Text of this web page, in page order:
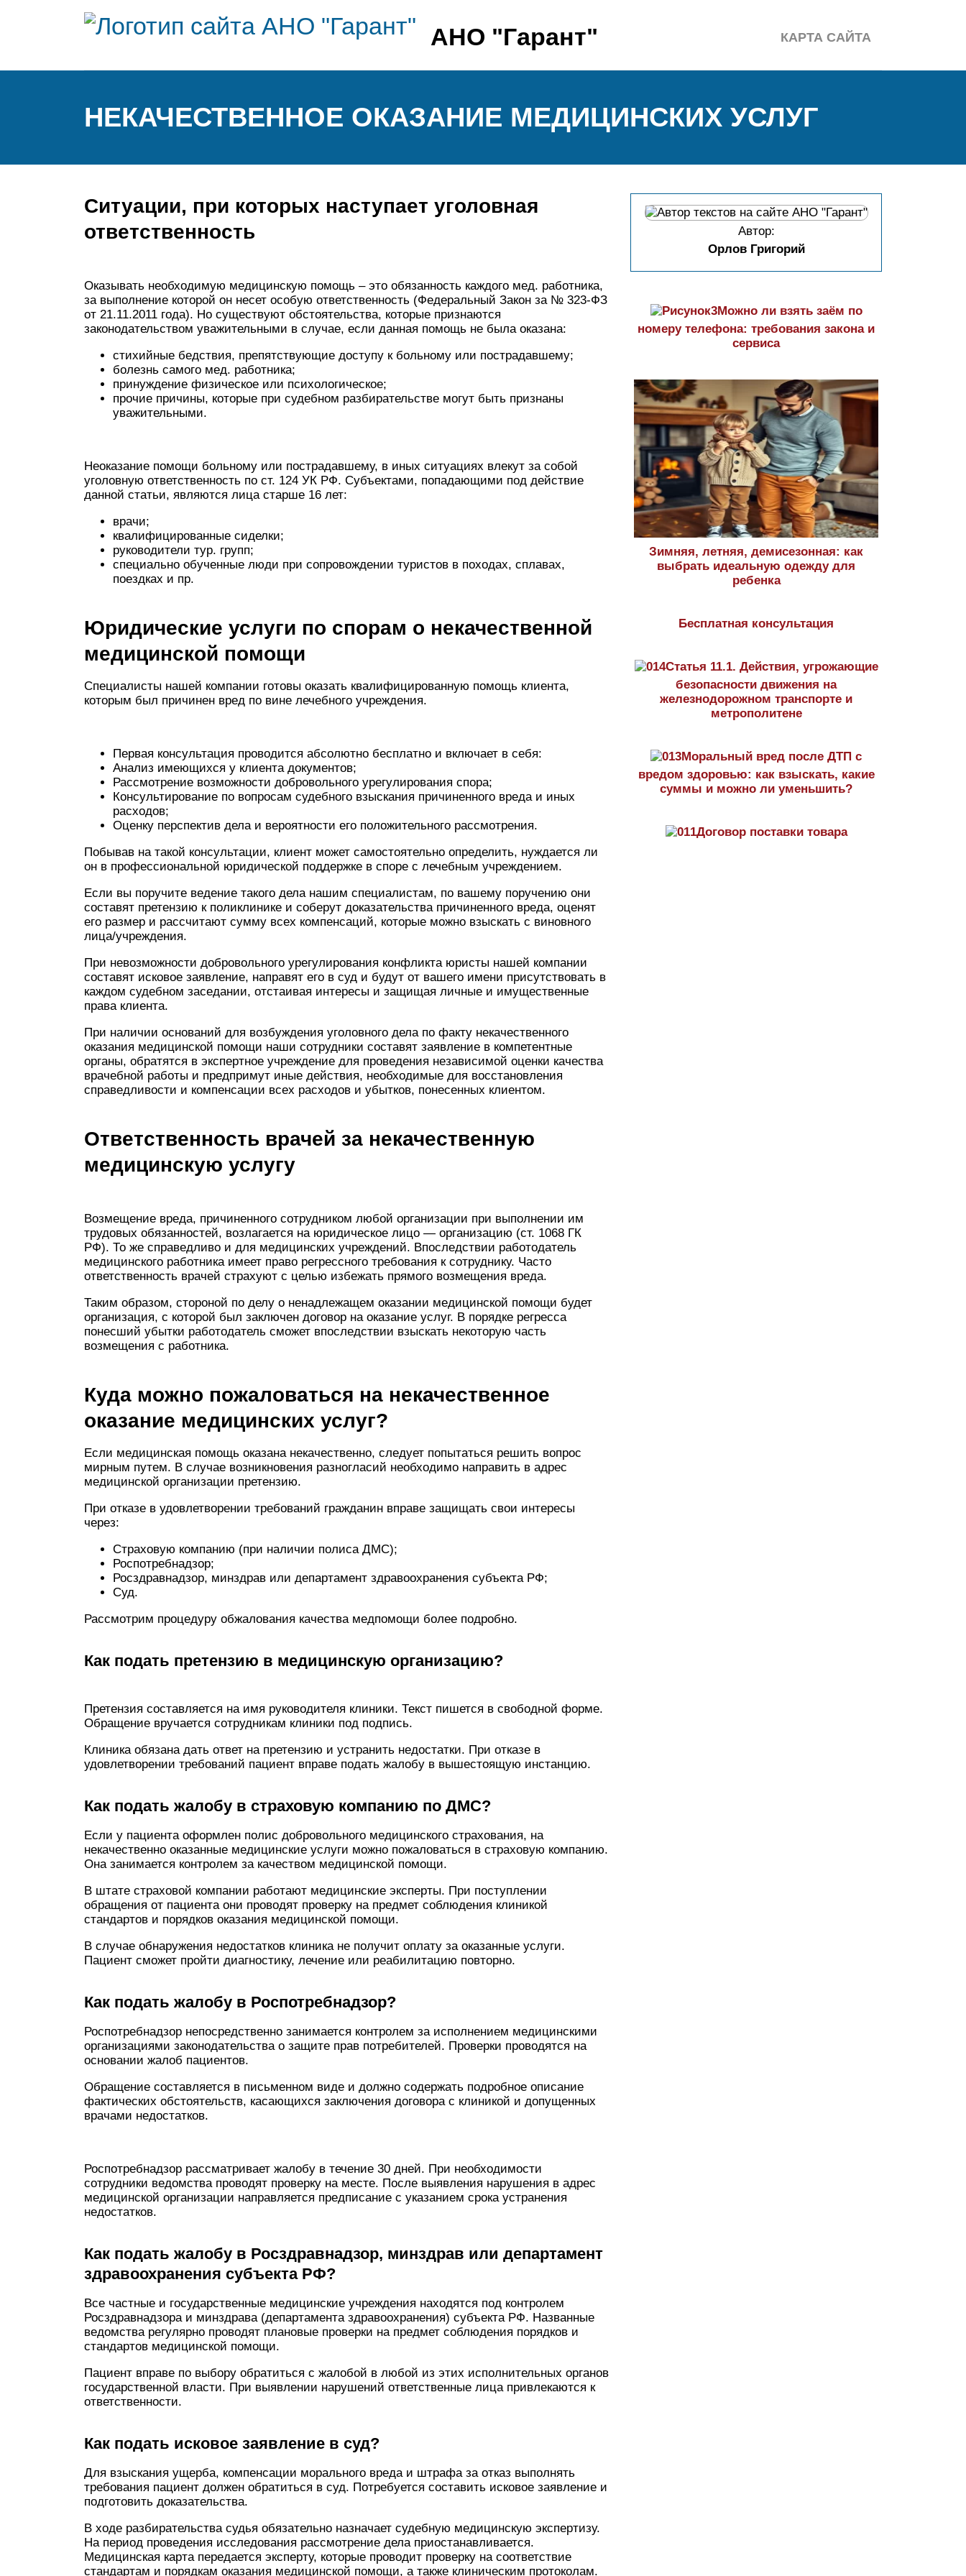
АНО "Гарант" КАРТА САЙТА
НЕКАЧЕСТВЕННОЕ ОКАЗАНИЕ МЕДИЦИНСКИХ УСЛУГ
Ситуации, при которых наступает уголовная
ответственность
Оказывать необходимую медицинскую помощь – это обязанность каждого мед. работника,
за выполнение которой он несет особую ответственность (Федеральный Закон за № 323-ФЗ
от 21.11.2011 года). Но существуют обстоятельства, которые признаются
законодательством уважительными в случае, если данная помощь не была оказана:
стихийные бедствия, препятствующие доступу к больному или пострадавшему;
болезнь самого мед. работника;
принуждение физическое или психологическое;
прочие причины, которые при судебном разбирательстве могут быть признаны
уважительными.
Неоказание помощи больному или пострадавшему, в иных ситуациях влекут за собой
уголовную ответственность по ст. 124 УК РФ. Субъектами, попадающими под действие
данной статьи, являются лица старше 16 лет:
врачи;
квалифицированные сиделки;
руководители тур. групп;
специально обученные люди при сопровождении туристов в походах, сплавах,
поездках и пр.
Юридические услуги по спорам о некачественной
медицинской помощи
Специалисты нашей компании готовы оказать квалифицированную помощь клиента,
которым был причинен вред по вине лечебного учреждения.
Первая консультация проводится абсолютно бесплатно и включает в себя:
Анализ имеющихся у клиента документов;
Рассмотрение возможности добровольного урегулирования спора;
Консультирование по вопросам судебного взыскания причиненного вреда и иных
расходов;
Оценку перспектив дела и вероятности его положительного рассмотрения.
Побывав на такой консультации, клиент может самостоятельно определить, нуждается ли
он в профессиональной юридической поддержке в споре с лечебным учреждением.
Если вы поручите ведение такого дела нашим специалистам, по вашему поручению они
составят претензию к поликлинике и соберут доказательства причиненного вреда, оценят
его размер и рассчитают сумму всех компенсаций, которые можно взыскать с виновного
лица/учреждения.
При невозможности добровольного урегулирования конфликта юристы нашей компании
составят исковое заявление, направят его в суд и будут от вашего имени присутствовать в
каждом судебном заседании, отстаивая интересы и защищая личные и имущественные
права клиента.
При наличии оснований для возбуждения уголовного дела по факту некачественного
оказания медицинской помощи наши сотрудники составят заявление в компетентные
органы, обратятся в экспертное учреждение для проведения независимой оценки качества
врачебной работы и предпримут иные действия, необходимые для восстановления
справедливости и компенсации всех расходов и убытков, понесенных клиентом.
Ответственность врачей за некачественную
медицинскую услугу
Возмещение вреда, причиненного сотрудником любой организации при выполнении им
трудовых обязанностей, возлагается на юридическое лицо — организацию (ст. 1068 ГК
РФ). То же справедливо и для медицинских учреждений. Впоследствии работодатель
медицинского работника имеет право регрессного требования к сотруднику. Часто
ответственность врачей страхуют с целью избежать прямого возмещения вреда.
Таким образом, стороной по делу о ненадлежащем оказании медицинской помощи будет
организация, с которой был заключен договор на оказание услуг. В порядке регресса
понесший убытки работодатель сможет впоследствии взыскать некоторую часть
возмещения с работника.
Куда можно пожаловаться на некачественное
оказание медицинских услуг?
Если медицинская помощь оказана некачественно, следует попытаться решить вопрос
мирным путем. В случае возникновения разногласий необходимо направить в адрес
медицинской организации претензию.
При отказе в удовлетворении требований гражданин вправе защищать свои интересы
через:
Страховую компанию (при наличии полиса ДМС);
Роспотребнадзор;
Росздравнадзор, минздрав или департамент здравоохранения субъекта РФ;
Суд.
Рассмотрим процедуру обжалования качества медпомощи более подробно.
Как подать претензию в медицинскую организацию?
Претензия составляется на имя руководителя клиники. Текст пишется в свободной форме.
Обращение вручается сотрудникам клиники под подпись.
Клиника обязана дать ответ на претензию и устранить недостатки. При отказе в
удовлетворении требований пациент вправе подать жалобу в вышестоящую инстанцию.
Как подать жалобу в страховую компанию по ДМС?
Если у пациента оформлен полис добровольного медицинского страхования, на
некачественно оказанные медицинские услуги можно пожаловаться в страховую компанию.
Она занимается контролем за качеством медицинской помощи.
В штате страховой компании работают медицинские эксперты. При поступлении
обращения от пациента они проводят проверку на предмет соблюдения клиникой
стандартов и порядков оказания медицинской помощи.
В случае обнаружения недостатков клиника не получит оплату за оказанные услуги.
Пациент сможет пройти диагностику, лечение или реабилитацию повторно.
Как подать жалобу в Роспотребнадзор?
Роспотребнадзор непосредственно занимается контролем за исполнением медицинскими
организациями законодательства о защите прав потребителей. Проверки проводятся на
основании жалоб пациентов.
Обращение составляется в письменном виде и должно содержать подробное описание
фактических обстоятельств, касающихся заключения договора с клиникой и допущенных
врачами недостатков.
Роспотребнадзор рассматривает жалобу в течение 30 дней. При необходимости
сотрудники ведомства проводят проверку на месте. После выявления нарушения в адрес
медицинской организации направляется предписание с указанием срока устранения
недостатков.
Как подать жалобу в Росздравнадзор, минздрав или департамент
здравоохранения субъекта РФ?
Все частные и государственные медицинские учреждения находятся под контролем
Росздравнадзора и минздрава (департамента здравоохранения) субъекта РФ. Названные
ведомства регулярно проводят плановые проверки на предмет соблюдения порядков и
стандартов медицинской помощи.
Пациент вправе по выбору обратиться с жалобой в любой из этих исполнительных органов
государственной власти. При выявлении нарушений ответственные лица привлекаются к
ответственности.
Как подать исковое заявление в суд?
Для взыскания ущерба, компенсации морального вреда и штрафа за отказ выполнять
требования пациент должен обратиться в суд. Потребуется составить исковое заявление и
подготовить доказательства.
В ходе разбирательства судья обязательно назначает судебную медицинскую экспертизу.
На период проведения исследования рассмотрение дела приостанавливается.
Медицинская карта передается эксперту, которые проводит проверку на соответствие
стандартам и порядкам оказания медицинской помощи, а также клиническим протоколам.
Автор:
Орлов Григорий
Можно ли взять заём по
номеру телефона: требования закона и
сервиса
Зимняя, летняя, демисезонная: как
выбрать идеальную одежду для
ребенка
Бесплатная консультация
Статья 11.1. Действия, угрожающие
безопасности движения на
железнодорожном транспорте и
метрополитене
Моральный вред после ДТП с
вредом здоровью: как взыскать, какие
суммы и можно ли уменьшить?
Договор поставки товара